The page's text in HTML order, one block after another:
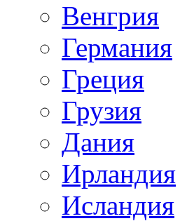
Венгрия
Германия
Греция
Грузия
Дания
Ирландия
Исландия